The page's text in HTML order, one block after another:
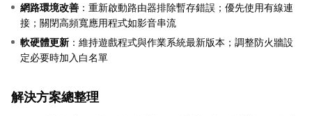
網路環境改善 ：重新啟動路由器排除暫存錯誤；優先使用有線連
接；關閉高頻寬應用程式如影音串流
軟硬體更新 ：維持遊戲程式與作業系統最新版本；調整防火牆設
定必要時加入白名單
解決方案總整理